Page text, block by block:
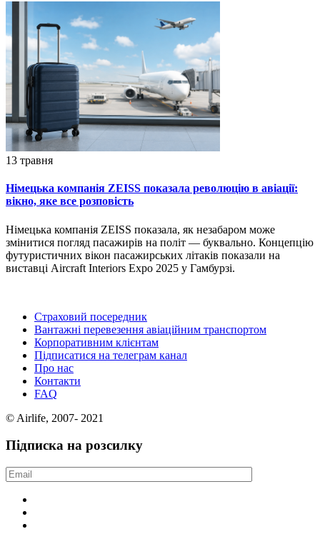
13 травня
Німецька компанія ZEISS показала революцію в авіації:
вікно, яке все розповість
Німецька компанія ZEISS показала, як незабаром може
змінитися погляд пасажирів на політ — буквально. Концепцію
футуристичних вікон пасажирських літаків показали на
виставці Aircraft Interiors Expo 2025 у Гамбурзі.
Страховий посередник
Вантажні перевезення авіаційним транспортом
Корпоративним клієнтам
Підписатися на телеграм канал
Про нас
Контакти
FAQ
© Airlife, 2007- 2021
Підписка на розсилку